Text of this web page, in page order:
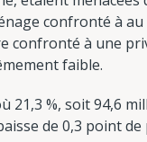
confronté à
confronté à une
faible.
21,3 %, soit 94,6
de 0,3 point